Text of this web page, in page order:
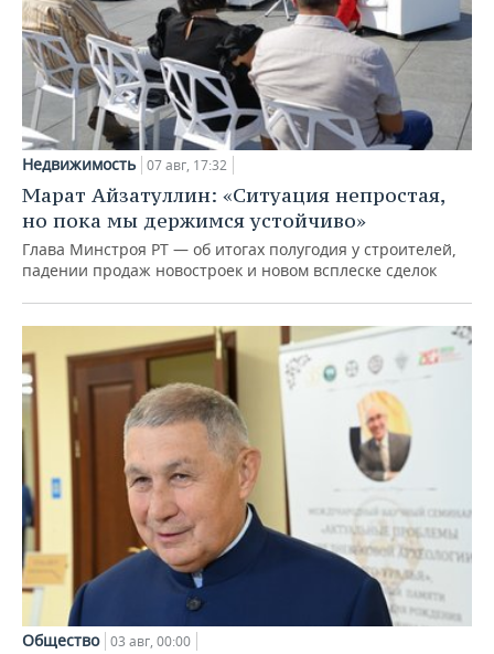
Недвижимость 07 авг, 17:32
Марат Айзатуллин: «Ситуация непростая,
но пока мы держимся устойчиво»
Глава Минстроя РТ — об итогах полугодия у строителей,
падении продаж новостроек и новом всплеске сделок
Общество 03 авг, 00:00